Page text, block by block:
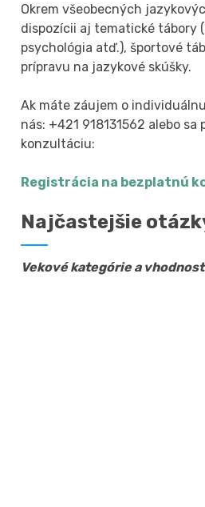
Okrem všeobecných
dispozícii aj tematické tábory
psychológia atď.), športové
prípravu na jazykové skúšky.
Ak máte záujem o
nás: +421 918131562 alebo
konzultáciu:
Registrácia na bezplatnú
Najčastejšie
Vekové kategórie a